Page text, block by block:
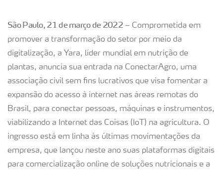
São Paulo, 21 de março de 2022 – Comprometida em
promover a transformação do setor por meio da
digitalização, a Yara, líder mundial em nutrição de
plantas, anuncia sua entrada na ConectarAgro, uma
associação civil sem fins lucrativos que visa fomentar a
expansão do acesso à internet nas áreas remotas do
Brasil, para conectar pessoas, máquinas e instrumentos,
viabilizando a Internet das Coisas (IoT) na agricultura. O
ingresso está em linha às últimas movimentações da
empresa, que lançou neste ano suas plataformas digitais
para comercialização online de soluções nutricionais e a